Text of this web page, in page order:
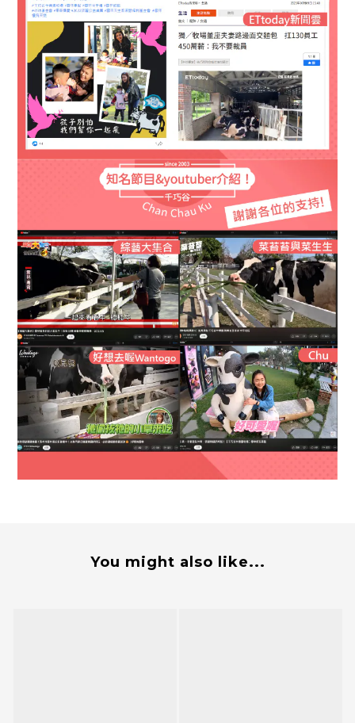
You might also like...